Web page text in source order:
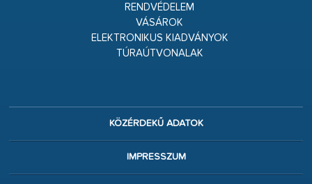
RENDVÉDELEM
VÁSÁROK
ELEKTRONIKUS KIADVÁNYOK
TÚRAÚTVONALAK
KÖZÉRDEKŰ ADATOK
IMPRESSZUM